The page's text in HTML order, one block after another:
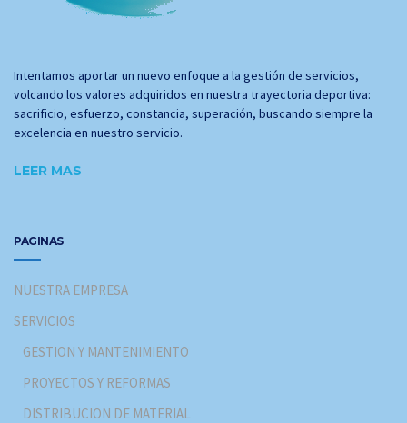
Intentamos aportar un nuevo enfoque a la gestión de servicios,
volcando los valores adquiridos en nuestra trayectoria deportiva:
sacrificio, esfuerzo, constancia, superación, buscando siempre la
excelencia en nuestro servicio.
LEER MAS
PAGINAS
NUESTRA EMPRESA
SERVICIOS
GESTION Y MANTENIMIENTO
PROYECTOS Y REFORMAS
DISTRIBUCION DE MATERIAL